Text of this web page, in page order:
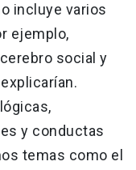
incluye varios
ejemplo,
social y
y conductas
temas como el